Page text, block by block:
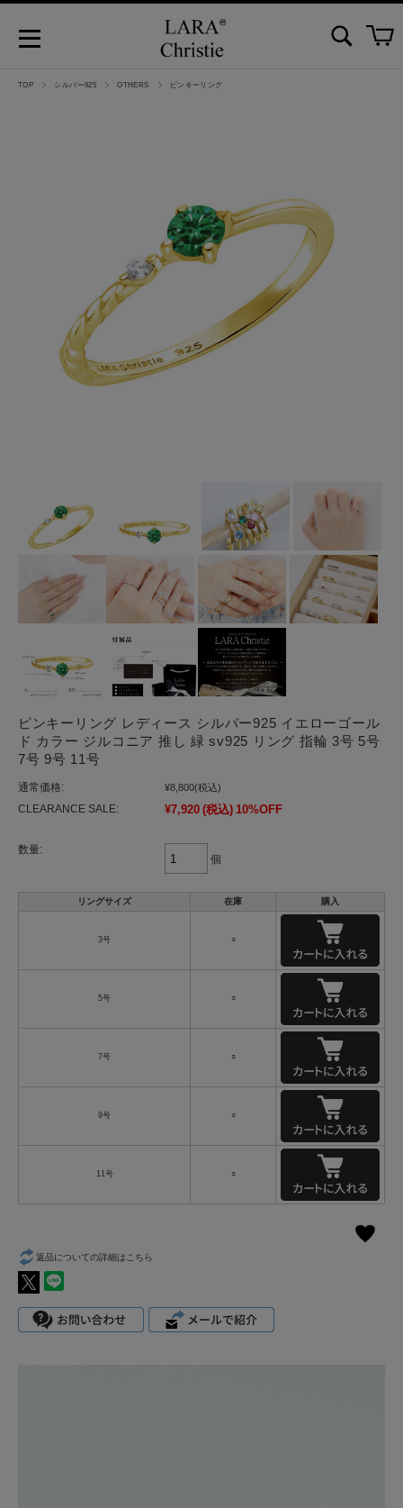
TOP シルバー925 OTHERS ピンキーリング
ピンキーリング レディース シルバー925 イエローゴール
ド カラー ジルコニア 推し 緑 sv925 リング 指輪 3号 5号
7号 9号 11号
通常価格: ¥8,800(税込)
CLEARANCE SALE: ¥7,920 (税込) 10%OFF
数量:
個
リングサイズ 在庫 購入
3号 ○
5号 ○
7号 ○
9号 ○
11号 ○
返品についての詳細はこちら